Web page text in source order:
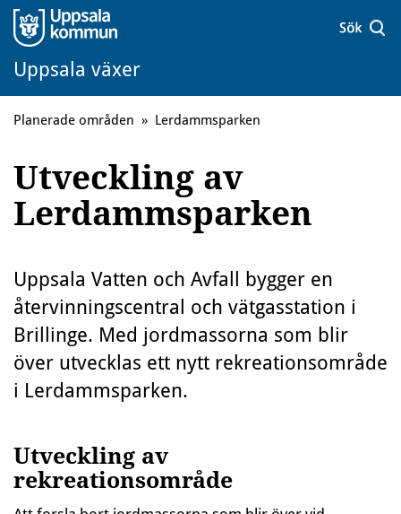
Uppsala växer
Planerade områden » Lerdammsparken
Utveckling av
Lerdammsparken
Uppsala Vatten och Avfall bygger en
återvinningscentral och vätgasstation i
Brillinge. Med jordmassorna som blir
över utvecklas ett nytt rekreationsområde
i Lerdammsparken.
Utveckling av
rekreationsområde